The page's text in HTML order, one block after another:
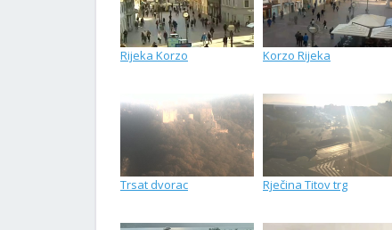
Rijeka Korzo Korzo Rijeka
Trsat dvorac Rječina Titov trg